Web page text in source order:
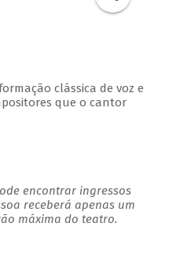
clássica de voz e
que o cantor
encontrar ingressos
receberá apenas um
máxima do teatro.